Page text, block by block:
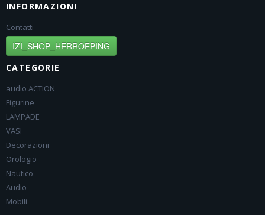
INFORMAZIONI
Contatti
IZI_SHOP_HERROEPING
CATEGORIE
audio ACTION
Figurine
LAMPADE
VASI
Decorazioni
Orologio
Nautico
Audio
Mobili